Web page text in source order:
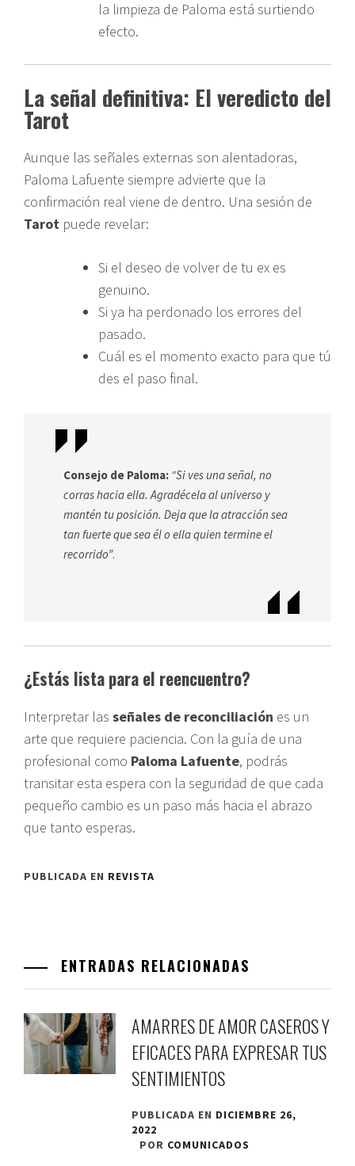
la limpieza de Paloma está surtiendo
efecto.
La señal definitiva: El veredicto del
Tarot
Aunque las señales externas son alentadoras,
Paloma Lafuente siempre advierte que la
confirmación real viene de dentro. Una sesión de
Tarot puede revelar:
Si el deseo de volver de tu ex es
genuino.
Si ya ha perdonado los errores del
pasado.
Cuál es el momento exacto para que tú
des el paso final.
Consejo de Paloma: “Si ves una señal, no
corras hacia ella. Agradécela al universo y
mantén tu posición. Deja que la atracción sea
tan fuerte que sea él o ella quien termine el
recorrido”.
¿Estás lista para el reencuentro?
Interpretar las señales de reconciliación es un
arte que requiere paciencia. Con la guía de una
profesional como Paloma Lafuente, podrás
transitar esta espera con la seguridad de que cada
pequeño cambio es un paso más hacia el abrazo
que tanto esperas.
PUBLICADA EN REVISTA
ENTRADAS RELACIONADAS
AMARRES DE AMOR CASEROS Y
EFICACES PARA EXPRESAR TUS
SENTIMIENTOS
PUBLICADA EN DICIEMBRE 26,
2022
POR COMUNICADOS